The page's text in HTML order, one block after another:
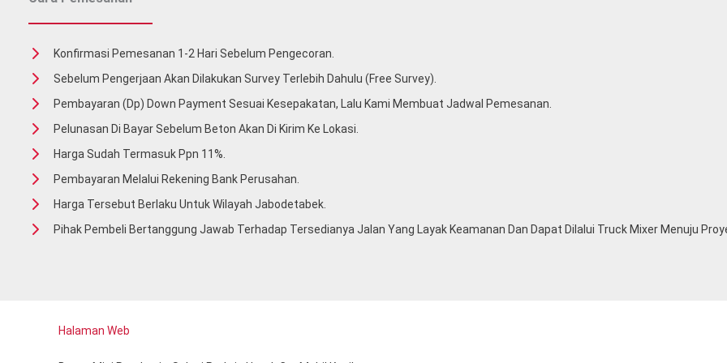
Konfirmasi Pemesanan 1-2 Hari Sebelum Pengecoran.
Sebelum Pengerjaan Akan Dilakukan Survey Terlebih Dahulu (free Survey).
Pembayaran (Dp) Down Payment Sesuai Kesepakatan, Lalu Kami Membuat Jadwal Pemesanan.
Pelunasan Di Bayar Sebelum Beton Akan Di Kirim Ke Lokasi.
Harga Sudah Termasuk Ppn 11%.
Pembayaran Melalui Rekening Bank Perusahan.
Harga Tersebut Berlaku Untuk Wilayah Jabodetabek.
Pihak Pembeli Bertanggung Jawab Terhadap Tersedianya Jalan Yang Layak Keamanan Dan Dapat Dilalui Truck Mixer Menuju
Halaman Web